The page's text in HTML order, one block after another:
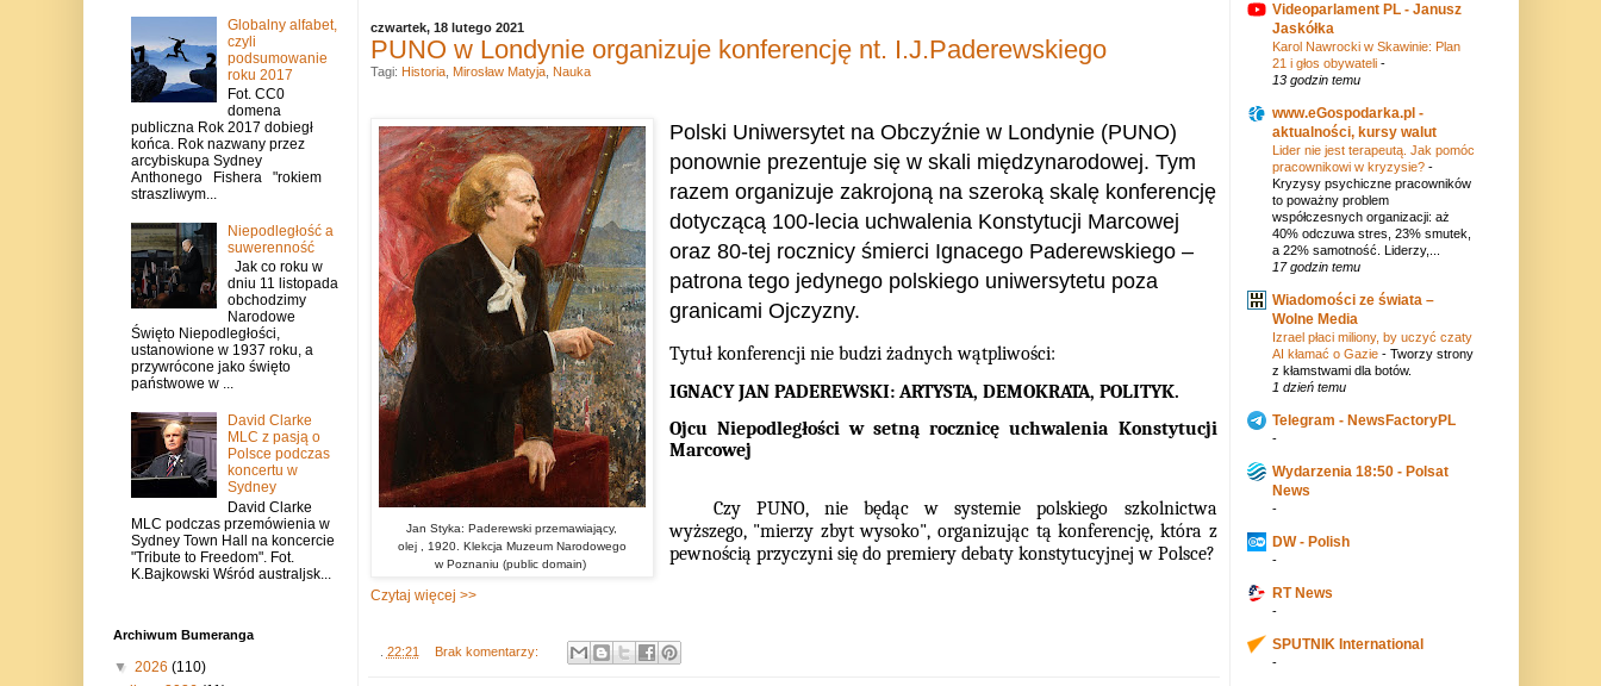
czwartek, 18 lutego 2021
PUNO w Londynie organizuje konferencję nt. I.J.Paderewskiego
Jan Styka: Paderewski przemawiający,
olej , 1920. Klekcja Muzeum Narodowego
w Poznaniu (public domain)
Polski Uniwersytet na Obczyźnie w Londynie (PUNO)
ponownie prezentuje się w skali międzynarodowej. Tym
razem organizuje zakrojoną na szeroką skalę konferencję
dotyczącą 100-lecia uchwalenia Konstytucji Marcowej
oraz 80-tej rocznicy śmierci Ignacego Paderewskiego –
patrona tego jedynego polskiego uniwersytetu poza
granicami Ojczyzny.
Tytuł konferencji nie budzi żadnych wątpliwości:
IGNACY JAN PADEREWSKI: ARTYSTA, DEMOKRATA, POLITYK.
Ojcu Niepodległości w setną rocznicę uchwalenia Konstytucji
Marcowej
Czy PUNO, nie będąc w systemie polskiego szkolnictwa
wyższego, "mierzy zbyt wysoko", organizując tą konferencję, która z
pewnością przyczyni się do premiery debaty konstytucyjnej w Polsce?
Czytaj więcej >>
22:21 Brak komentarzy:
Tagi: Historia, Mirosław Matyja, Nauka
Globalny alfabet,
czyli
podsumowanie
roku 2017
Fot. CC0
domena
publiczna Rok 2017 dobiegł
końca. Rok nazwany przez
arcybiskupa Sydney
Anthonego Fishera "rokiem
straszliwym...
Niepodległość a
suwerenność
Jak co roku w
dniu 11 listopada
obchodzimy
Narodowe
Święto Niepodległości,
ustanowione w 1937 roku, a
przywrócone jako święto
państwowe w ...
David Clarke
MLC z pasją o
Polsce podczas
koncertu w
Sydney
David Clarke
MLC podczas przemówienia w
Sydney Town Hall na koncercie
"Tribute to Freedom". Fot.
K.Bajkowski Wśród australjsk...
Archiwum Bumeranga
▼ 2026 (110)
Videoparlament PL - Janusz
Jaskółka
Karol Nawrocki w Skawinie: Plan
21 i głos obywateli -
13 godzin temu
www.eGospodarka.pl -
aktualności, kursy walut
Lider nie jest terapeutą. Jak pomóc
pracownikowi w kryzysie? -
Kryzysy psychiczne pracowników
to poważny problem
współczesnych organizacji: aż
40% odczuwa stres, 23% smutek,
a 22% samotność. Liderzy,...
17 godzin temu
Wiadomości ze świata –
Wolne Media
Izrael płaci miliony, by uczyć czaty
AI kłamać o Gazie - Tworzy strony
z kłamstwami dla botów.
1 dzień temu
Telegram - NewsFactoryPL
-
Wydarzenia 18:50 - Polsat
News
-
DW - Polish
-
RT News
-
SPUTNIK International
-